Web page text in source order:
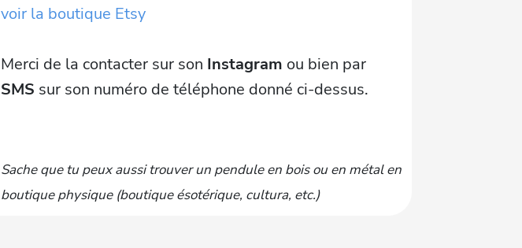
voir la boutique Etsy
Merci de la contacter sur son Instagram ou bien par
SMS sur son numéro de téléphone donné ci-dessus.
Sache que tu peux aussi trouver un pendule en bois ou en métal en
boutique physique (boutique ésotérique, cultura, etc.)